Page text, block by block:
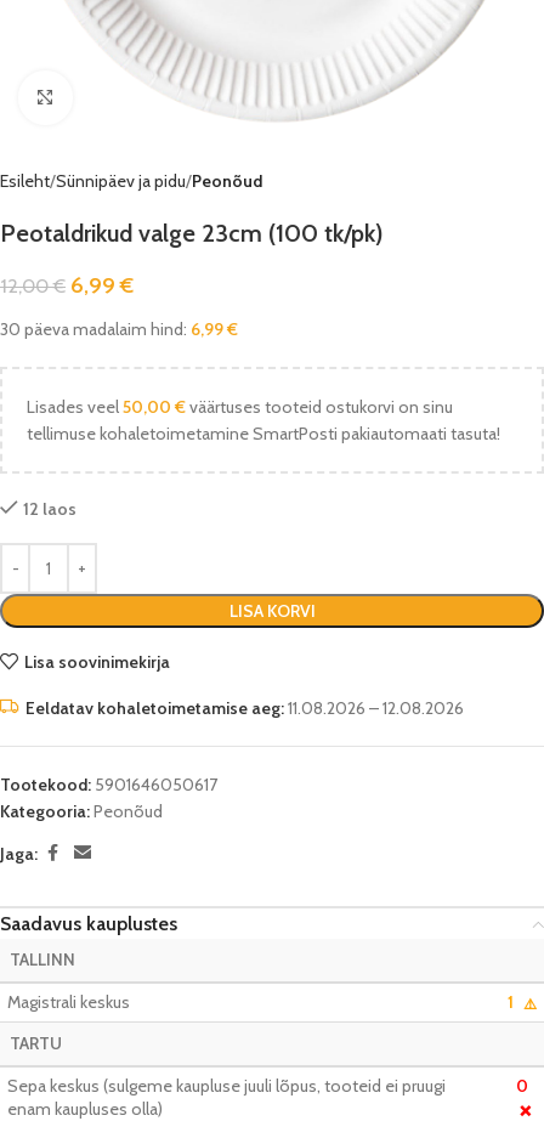
Esileht Sünnipäev ja pidu Peonõud
Peotaldrikud valge 23cm (100 tk/pk)
12,00€ 6,99€
30 päeva madalaim hind: 6,99€
Lisades veel50,00 €väärtuses tooteid ostukorvi on sinu
tellimuse kohaletoimetamine SmartPosti pakiautomaati tasuta!
12 laos
LISA KORVI
Lisa soovinimekirja
Eeldatav kohaletoimetamise aeg:11.08.2026 – 12.08.2026
Tootekood: 5901646050617
Kategooria:Peonõud
Jaga:
Saadavus kauplustes
TALLINN
Magistrali keskus
1 ⚠️
TARTU
Sepa keskus (sulgeme kaupluse juuli lõpus, tooteid ei pruugi
enam kaupluses olla)
0
❌